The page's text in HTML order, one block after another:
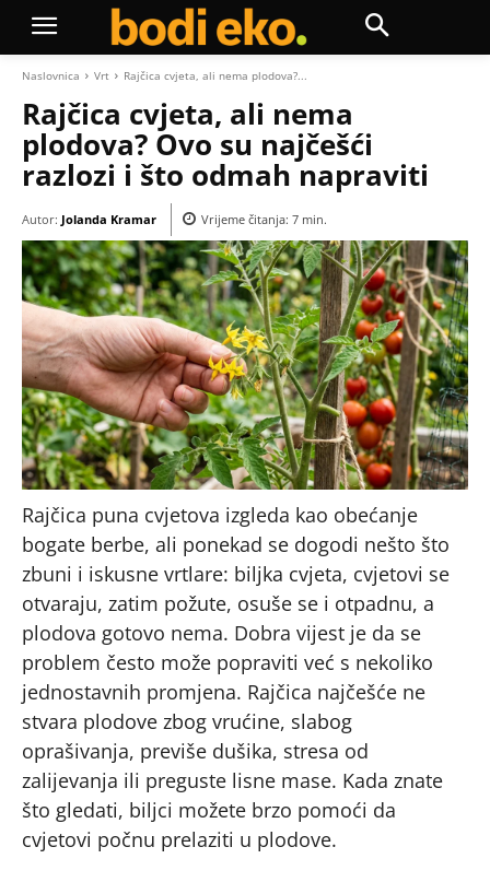
Naslovnica Vrt Rajčica cvjeta, ali nema plodova?...
Rajčica cvjeta, ali nema
plodova? Ovo su najčešći
razlozi i što odmah napraviti
Autor: Jolanda Kramar Vrijeme čitanja: 7 min.
Rajčica puna cvjetova izgleda kao obećanje
bogate berbe, ali ponekad se dogodi nešto što
zbuni i iskusne vrtlare: biljka cvjeta, cvjetovi se
otvaraju, zatim požute, osuše se i otpadnu, a
plodova gotovo nema. Dobra vijest je da se
problem često može popraviti već s nekoliko
jednostavnih promjena. Rajčica najčešće ne
stvara plodove zbog vrućine, slabog
oprašivanja, previše dušika, stresa od
zalijevanja ili preguste lisne mase. Kada znate
što gledati, biljci možete brzo pomoći da
cvjetovi počnu prelaziti u plodove.